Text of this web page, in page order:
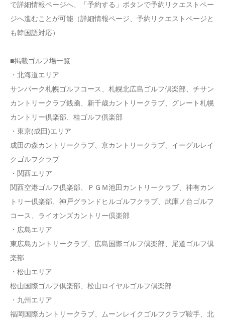
で詳細情報ページへ、「予約する」ボタンで予約リクエストペー
ジへ進むことが可能（詳細情報ページ、予約リクエストページと
も韓国語対応）
■掲載ゴルフ場一覧
・北海道エリア
サンパーク札幌ゴルフコース、札幌北広島ゴルフ倶楽部、チサン
カントリークラブ銭凾、新千歳カントリークラブ、グレート札幌
カントリー倶楽部、桂ゴルフ倶楽部
・東京(成田)エリア
成田の森カントリークラブ、京カントリークラブ、イーグルレイ
クゴルフクラブ
・関西エリア
関西空港ゴルフ倶楽部、ＰＧＭ池田カントリークラブ、神有カン
トリー倶楽部、神戸グランドヒルゴルフクラブ、武庫ノ台ゴルフ
コース、ライオンズカントリー倶楽部
・広島エリア
東広島カントリークラブ、広島国際ゴルフ倶楽部、尾道ゴルフ倶
楽部
・松山エリア
松山国際ゴルフ倶楽部、松山ロイヤルゴルフ倶楽部
・九州エリア
福岡国際カントリークラブ、ムーンレイクゴルフクラブ鞍手、北